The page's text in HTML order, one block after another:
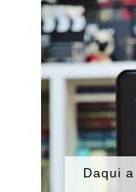
Daqui